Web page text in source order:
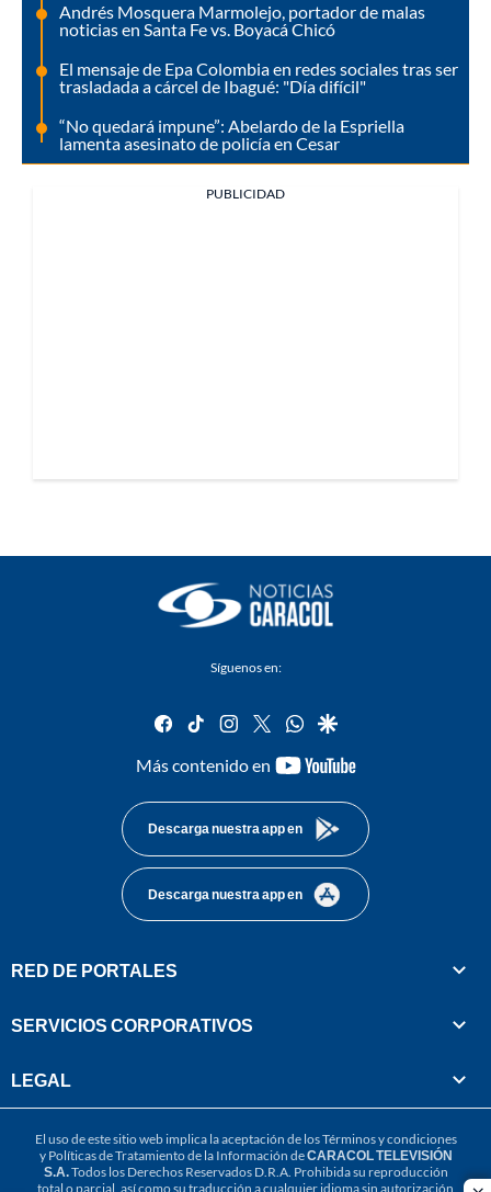
Andrés Mosquera Marmolejo, portador de malas
noticias en Santa Fe vs. Boyacá Chicó
El mensaje de Epa Colombia en redes sociales tras ser
trasladada a cárcel de Ibagué: "Día difícil"
“No quedará impune”: Abelardo de la Espriella
lamenta asesinato de policía en Cesar
PUBLICIDAD
Síguenos en:
facebook
tiktok instagram
twitterwhatsapp
google
Más contenido en
youtube-
Descarga nuestra app en
Descarga nuestra app en
RED DE PORTALES
SERVICIOS CORPORATIVOS
LEGAL
El uso de este sitio web implica la aceptación de losTérminos y condiciones
y Políticas de Tratamiento de la Información deCARACOL TELEVISIÓN
S.A.Todos los Derechos Reservados D.R.A. Prohibida su reproducción
total o parcial, así como su traducción a cualquier idioma sin autorización